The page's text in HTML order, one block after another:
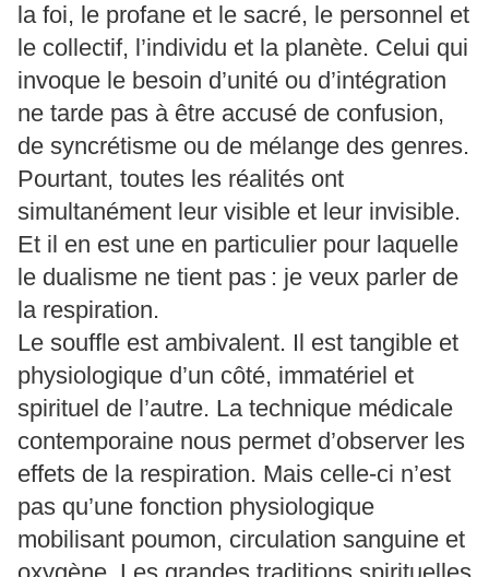
la foi, le profane et le sacré, le personnel et
le collectif, l’individu et la planète. Celui qui
invoque le besoin d’unité ou d’intégration
ne tarde pas à être accusé de confusion,
de syncrétisme ou de mélange des genres.
Pourtant, toutes les réalités ont
simultanément leur visible et leur invisible.
Et il en est une en particulier pour laquelle
le dualisme ne tient pas : je veux parler de
la respiration.
Le souffle est ambivalent. Il est tangible et
physiologique d’un côté, immatériel et
spirituel de l’autre. La technique médicale
contemporaine nous permet d’observer les
effets de la respiration. Mais celle-ci n’est
pas qu’une fonction physiologique
mobilisant poumon, circulation sanguine et